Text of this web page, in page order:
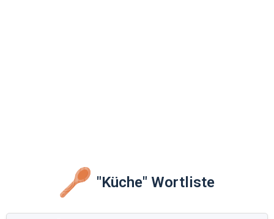
"Küche" Wortliste